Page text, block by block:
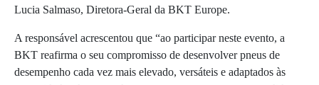
Lucia Salmaso, Diretora-Geral da BKT Europe.
A responsável acrescentou que “ao participar neste evento, a
BKT reafirma o seu compromisso de desenvolver pneus de
desempenho cada vez mais elevado, versáteis e adaptados às